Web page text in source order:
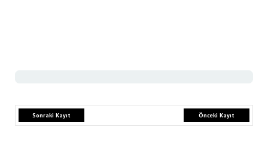
Sonraki Kayıt Önceki Kayıt